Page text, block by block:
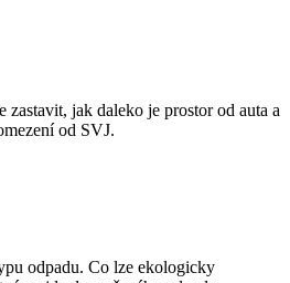
zastavit, jak daleko je prostor od auta a
od SVJ.
odpadu. Co lze ekologicky